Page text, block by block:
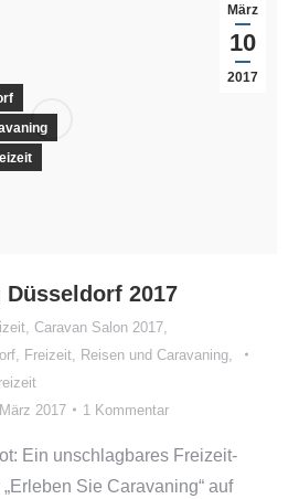
März
10
2017
Düsseldorf 2017
Caravan Salon 2017
Freizeit, Reisen und Caravaning
2017 1 Kommentar
Ein unschlagbares Freizeit-
Sie Caravaning“ auf